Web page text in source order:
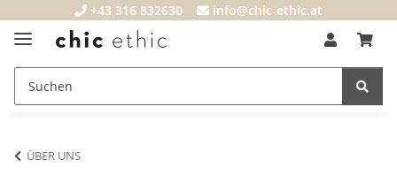
+43 316 832630 info@chic-ethic.at
ÜBER UNS